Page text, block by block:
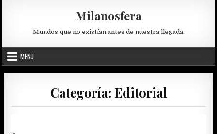
Milanosfera
Mundos que no existían antes de nuestra llegada.
MENU
Categoría: Editorial